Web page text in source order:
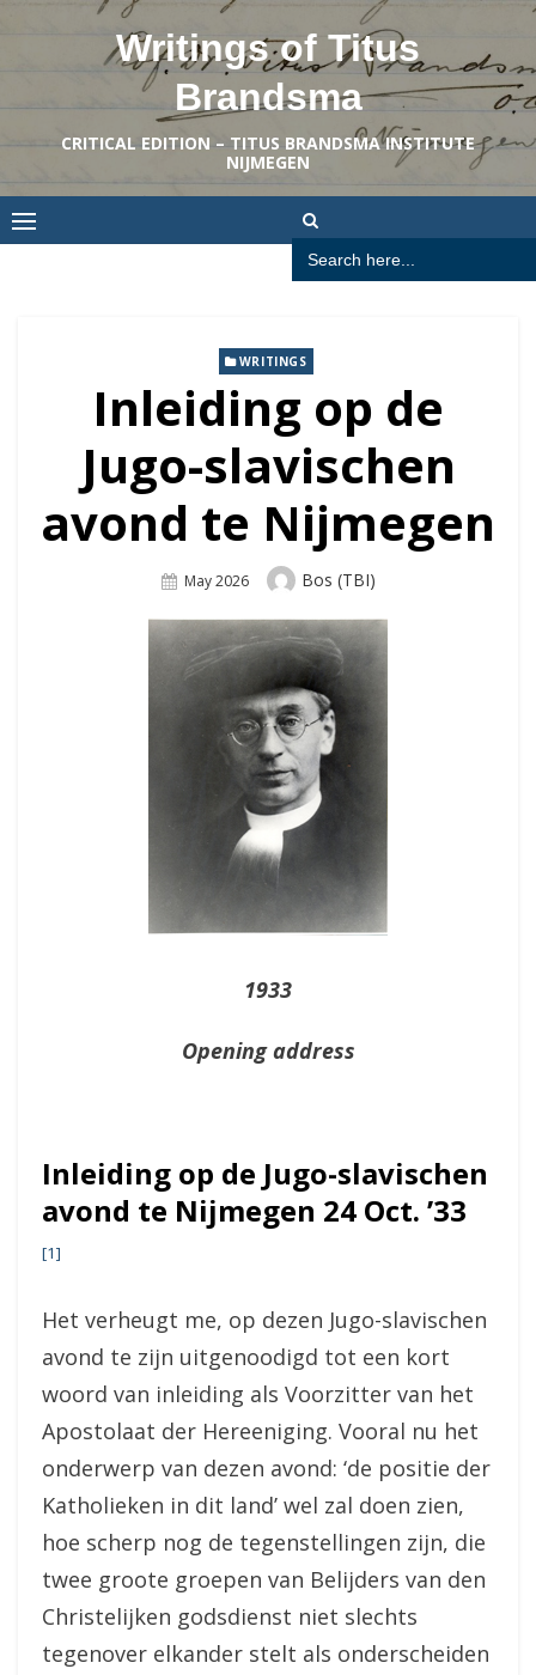
Writings of Titus
Brandsma
CRITICAL EDITION – TITUS BRANDSMA INSTITUTE
NIJMEGEN
Search
for:
WRITINGS
Inleiding op de
Jugo-slavischen
avond te Nijmegen
Posted
May 2026 Author
Bos (TBI)
1933
Opening address
Inleiding op de Jugo-slavischen
avond te Nijmegen 24 Oct. ’33
[1]
Het verheugt me, op dezen Jugo-slavischen
avond te zijn uitgenoodigd tot een kort
woord van inleiding als Voorzitter van het
Apostolaat der Hereeniging. Vooral nu het
onderwerp van dezen avond: ‘de positie der
Katholieken in dit land’ wel zal doen zien,
hoe scherp nog de tegenstellingen zijn, die
twee groote groepen van Belijders van den
Christelijken godsdienst niet slechts
tegenover elkander stelt als onderscheiden